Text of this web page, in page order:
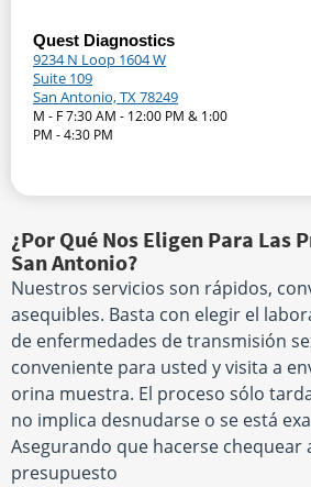
Quest Diagnostics
9234 N Loop 1604 W
Suite 109
San Antonio, TX 78249
M - F 7:30 AM - 12:00 PM & 1:00
PM - 4:30 PM
¿Por Qué Nos Eligen Para Las
San Antonio?
Nuestros servicios son rápidos,
asequibles. Basta con elegir el
de enfermedades de transmisión
conveniente para usted y visita a
orina muestra. El proceso sólo
no implica desnudarse o se está
Asegurando que hacerse chequear
presupuesto